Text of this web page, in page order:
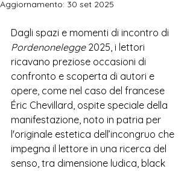
Aggiornamento: 30 set 2025
Dagli spazi e momenti di incontro di
Pordenonelegge 2025, i lettori
ricavano preziose occasioni di
confronto e scoperta di autori e
opere, come nel caso del francese
Éric Chevillard, ospite speciale della
manifestazione, noto in patria per
l'originale estetica dell’incongruo che
impegna il lettore in una ricerca del
senso, tra dimensione ludica, black